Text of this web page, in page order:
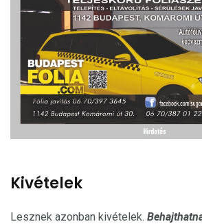
Kivételek
Lesznek azonban kivételek.